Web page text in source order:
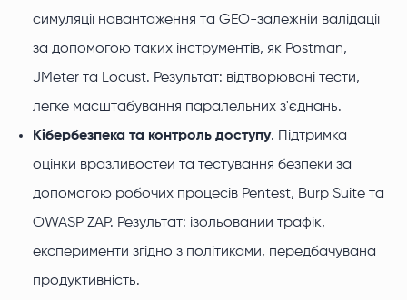
симуляції навантаження та GEO-залежній валідації
за допомогою таких інструментів, як Postman,
JMeter та Locust. Результат: відтворювані тести,
легке масштабування паралельних з'єднань.
Кібербезпека та контроль доступу. Підтримка
оцінки вразливостей та тестування безпеки за
допомогою робочих процесів Pentest, Burp Suite та
OWASP ZAP. Результат: ізольований трафік,
експерименти згідно з політиками, передбачувана
продуктивність.